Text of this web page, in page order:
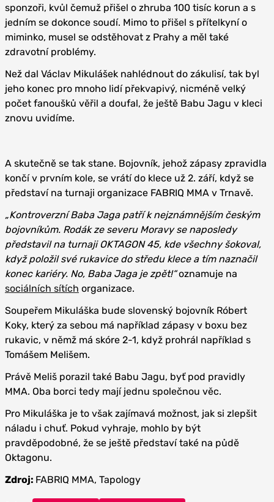
sponzoři, kvůl čemuž přišel o zhruba 100 tisíc korun a s
jedním se dokonce soudí. Mimo to přišel s přítelkyní o
miminko, musel se odstěhovat z Prahy a měl také
zdravotní problémy.
Než dal Václav Mikulášek nahlédnout do zákulisí, tak byl
jeho konec pro mnoho lidí překvapivý, nicméně velký
počet fanoušků věřil a doufal, že ještě Babu Jagu v kleci
znovu uvidíme.
A skutečně se tak stane. Bojovník, jehož zápasy zpravidla
končí v prvním kole, se vrátí do klece už 2. září, když se
představí na turnaji organizace FABRIQ MMA v Trnavě.
„Kontroverzní Baba Jaga patří k nejznámnějším českým
bojovníkům. Rodák ze severu Moravy se naposledy
představil na turnaji OKTAGON 45, kde všechny šokoval,
když položil své rukavice do středu klece a tím naznačil
konec kariéry. No, Baba Jaga je zpět!“oznamuje na
sociálních sítích organizace.
Soupeřem Mikuláška bude slovenský bojovník Róbert
Koky, který za sebou má například zápasy v boxu bez
rukavic, v němž má skóre 2-1, když prohrál například s
Tomášem Melišem.
Právě Meliš porazil také Babu Jagu, byť pod pravidly
MMA. Oba borci tedy mají jednu společnou věc.
Pro Mikuláška je to však zajímavá možnost, jak si zlepšit
náladu i chuť. Pokud vyhraje, mohlo by být
pravděpodobné, že se ještě představí také na půdě
Oktagonu.
Zdroj: FABRIQ MMA, Tapology